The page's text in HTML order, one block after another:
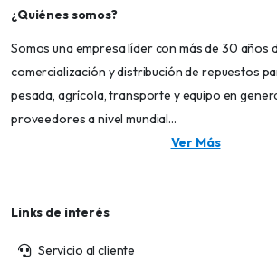
¿Quiénes somos?
Somos una empresa líder con más de 30 años
comercialización y distribución de repuestos
pesada, agrícola, transporte y equipo en
proveedores a nivel mundial...
Ver Más
Links de interés
Servicio al cliente